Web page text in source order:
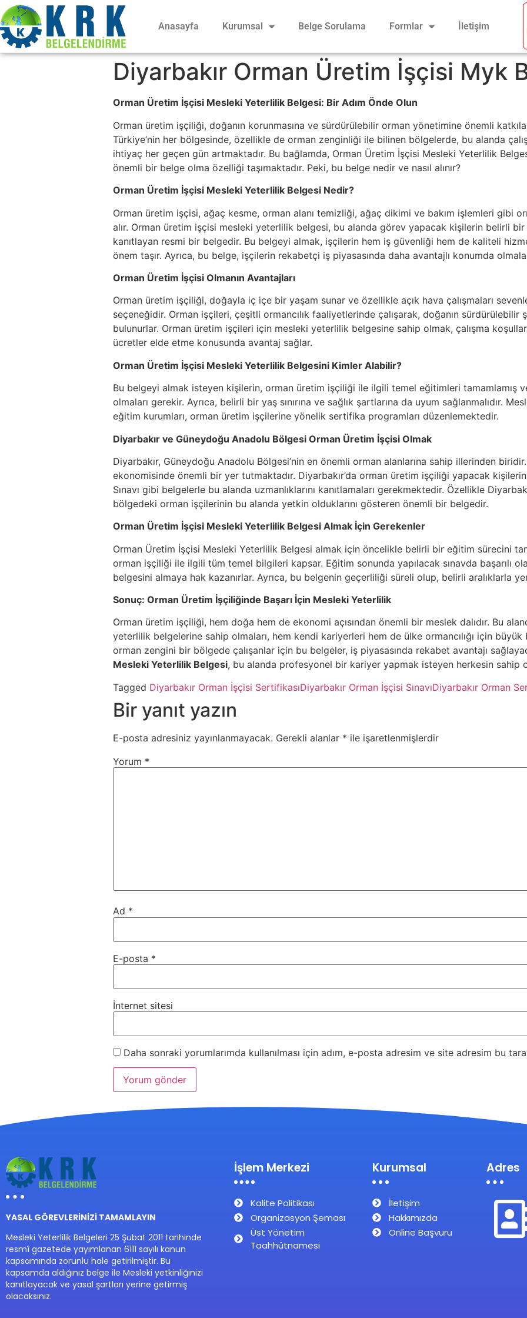
Anasayfa Kurumsal Belge Sorulama Formlar İletişim
Diyarbakır Orman Üretim İşçisi Myk
Orman Üretim İşçisi Mesleki Yeterlilik Belgesi: Bir Adım Önde Olun
Orman üretim işçiliği, doğanın korunmasına ve sürdürülebilir orman yönetimine önemli
Türkiye’nin her bölgesinde, özellikle de orman zenginliği ile bilinen bölgelerde, bu alanda
ihtiyaç her geçen gün artmaktadır. Bu bağlamda, Orman Üretim İşçisi Mesleki Yeterlilik
önemli bir belge olma özelliği taşımaktadır. Peki, bu belge nedir ve nasıl alınır?
Orman Üretim İşçisi Mesleki Yeterlilik Belgesi Nedir?
Orman üretim işçisi, ağaç kesme, orman alanı temizliği, ağaç dikimi ve bakım işlemleri gibi
alır. Orman üretim işçisi mesleki yeterlilik belgesi, bu alanda görev yapacak kişilerin belirli
kanıtlayan resmi bir belgedir. Bu belgeyi almak, işçilerin hem iş güvenliği hem de kaliteli
önem taşır. Ayrıca, bu belge, işçilerin rekabetçi iş piyasasında daha avantajlı konumda
Orman Üretim İşçisi Olmanın Avantajları
Orman üretim işçiliği, doğayla iç içe bir yaşam sunar ve özellikle açık hava çalışmaları
seçeneğidir. Orman işçileri, çeşitli ormancılık faaliyetlerinde çalışarak, doğanın sürdürülebilir
bulunurlar. Orman üretim işçileri için mesleki yeterlilik belgesine sahip olmak, çalışma
ücretler elde etme konusunda avantaj sağlar.
Orman Üretim İşçisi Mesleki Yeterlilik Belgesini Kimler Alabilir?
Bu belgeyi almak isteyen kişilerin, orman üretim işçiliği ile ilgili temel eğitimleri tamamlamış
olmaları gerekir. Ayrıca, belirli bir yaş sınırına ve sağlık şartlarına da uyum sağlanmalıdır.
eğitim kurumları, orman üretim işçilerine yönelik sertifika programları düzenlemektedir.
Diyarbakır ve Güneydoğu Anadolu Bölgesi Orman Üretim İşçisi Olmak
Diyarbakır, Güneydoğu Anadolu Bölgesi’nin en önemli orman alanlarına sahip illerinden
ekonomisinde önemli bir yer tutmaktadır. Diyarbakır’da orman üretim işçiliği yapacak
Sınavı gibi belgelerle bu alanda uzmanlıklarını kanıtlamaları gerekmektedir. Özellikle
bölgedeki orman işçilerinin bu alanda yetkin olduklarını gösteren önemli bir belgedir.
Orman Üretim İşçisi Mesleki Yeterlilik Belgesi Almak İçin Gerekenler
Orman Üretim İşçisi Mesleki Yeterlilik Belgesi almak için öncelikle belirli bir eğitim sürecini
orman işçiliği ile ilgili tüm temel bilgileri kapsar. Eğitim sonunda yapılacak sınavda başarılı
belgesini almaya hak kazanırlar. Ayrıca, bu belgenin geçerliliği süreli olup, belirli aralıklarla
Sonuç: Orman Üretim İşçiliğinde Başarı İçin Mesleki Yeterlilik
Orman üretim işçiliği, hem doğa hem de ekonomi açısından önemli bir meslek dalıdır. Bu
yeterlilik belgelerine sahip olmaları, hem kendi kariyerleri hem de ülke ormancılığı için
orman zengini bir bölgede çalışanlar için bu belgeler, iş piyasasında rekabet avantajı
Mesleki Yeterlilik Belgesi, bu alanda profesyonel bir kariyer yapmak isteyen herkesin sahip
Tagged Diyarbakır Orman İşçisi SertifikasıDiyarbakır Orman İşçisi SınavıDiyarbakır Orman
Bir yanıt yazın
E-posta adresiniz yayınlanmayacak. Gerekli alanlar * ile işaretlenmişlerdir
Yorum *
Ad *
E-posta *
İnternet sitesi
Daha sonraki yorumlarımda kullanılması için adım, e-posta adresim ve site adresim bu
YASAL GÖREVLERİNİZİ TAMAMLAYIN
Mesleki Yeterlilik Belgeleri 25 Şubat 2011 tarihinde
resmî gazetede yayımlanan 6111 sayılı kanun
kapsamında zorunlu hale getirilmiştir. Bu
kapsamda aldığınız belge ile Mesleki yetkinliğinizi
kanıtlayacak ve yasal şartları yerine getirmiş
olacaksınız.
İşlem Merkezi
Kalite Politikası
Organizasyon Şeması
Üst Yönetim
Taahhütnamesi
Kurumsal
İletişim
Hakkımızda
Online Başvuru
Adres